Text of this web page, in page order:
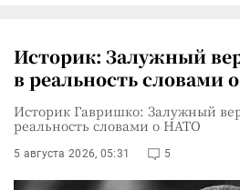
Историк: Залужный
в реальность словами
Историк Гавришко: Залужный
реальность словами о НАТО
5 августа 2026, 05:31 5